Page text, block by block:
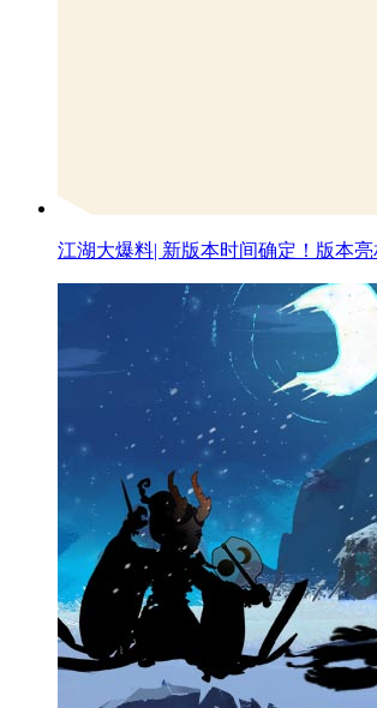
江湖大爆料| 新版本时间确定！版本